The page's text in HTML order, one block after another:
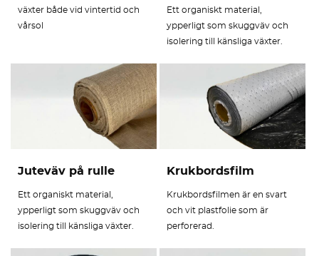
växter både vid vintertid och
vårsol
Ett organiskt material,
ypperligt som skuggväv och
isolering till känsliga växter.
Juteväv på rulle
Ett organiskt material,
ypperligt som skuggväv och
isolering till känsliga växter.
Krukbordsfilm
Krukbordsfilmen är en svart
och vit plastfolie som är
perforerad.